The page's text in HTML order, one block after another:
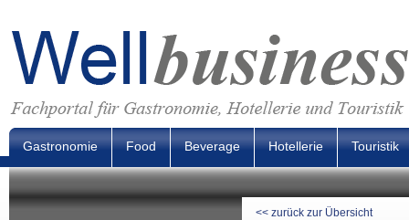
Gastronomie Food Beverage Hotellerie Touristik
<< zurück zur Übersicht